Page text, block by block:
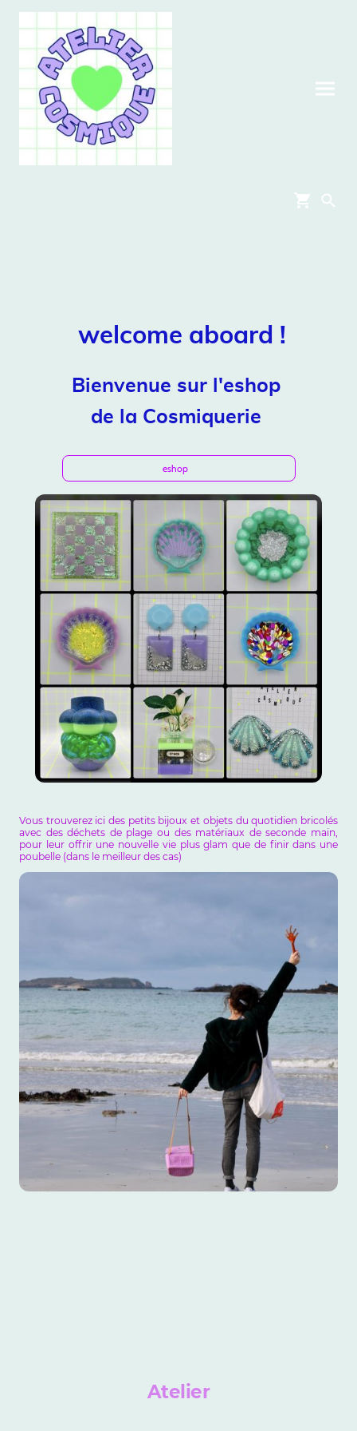
welcome aboard !
Bienvenue sur l'eshop
de la Cosmiquerie
eshop
Vous trouverez ici des petits bijoux et objets du quotidien bricolés
avec des déchets de plage ou des matériaux de seconde main,
pour leur offrir une nouvelle vie plus glam que de finir dans une
poubelle (dans le meilleur des cas)
Atelier